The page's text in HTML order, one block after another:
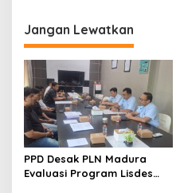
Jangan Lewatkan
PPD Desak PLN Madura
Evaluasi Program Lisdes